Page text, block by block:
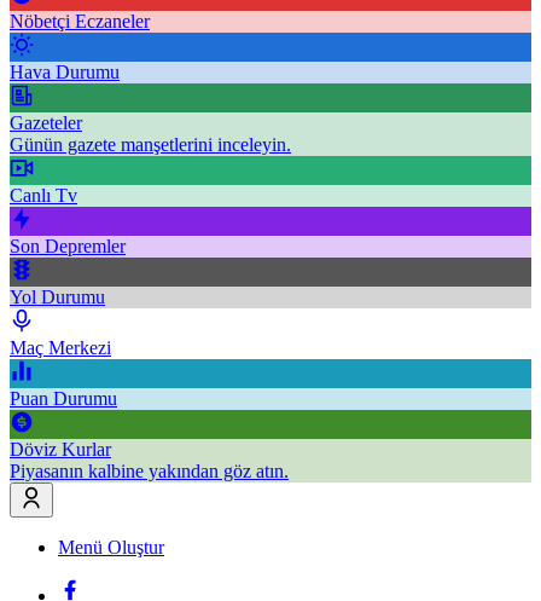
Nöbetçi Eczaneler
Hava Durumu
Gazeteler
Günün gazete manşetlerini inceleyin.
Canlı Tv
Son Depremler
Yol Durumu
Maç Merkezi
Puan Durumu
Döviz Kurlar
Piyasanın kalbine yakından göz atın.
Menü Oluştur